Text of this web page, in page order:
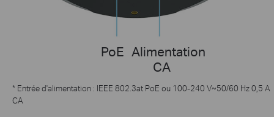
* Entrée d'alimentation : IEEE 802.3at PoE ou 100-240 V~50/60 Hz 0,5 A
CA
PoE Alimentation
CA